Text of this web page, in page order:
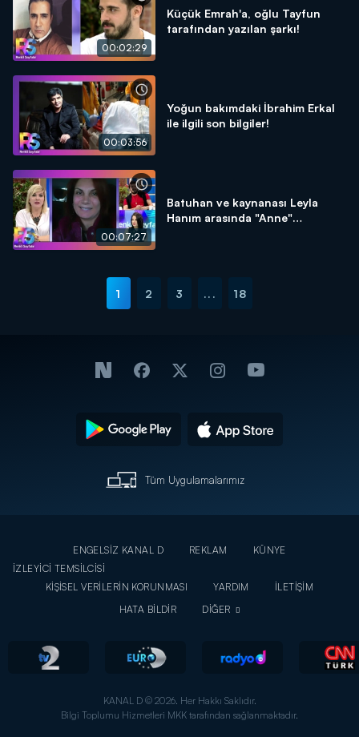
00:02:29
Küçük Emrah'a, oğlu Tayfun
tarafından yazılan şarkı!
00:03:56
Yoğun bakımdaki İbrahim Erkal
ile ilgili son bilgiler!
00:07:27
Batuhan ve kaynanası Leyla
Hanım arasında "Anne"
1 2 3 ... 18
Tüm Uygulamalarımız
ENGELSİZ KANAL D REKLAM
KÜNYE
İZLEYİCİ TEMSİLCİSİ
KİŞİSEL VERİLERİN KORUNMASI
YARDIM
İLETİŞİM
HATA BİLDİR
DİĞER
KANAL D © 2026. Her Hakkı Saklıdır.
Bilgi Toplumu Hizmetleri MKK tarafından sağlanmaktadır.